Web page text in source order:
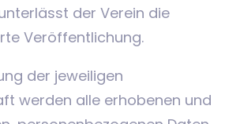
der Verein die
Veröffentlichung.
der jeweiligen
werden alle erhobenen und